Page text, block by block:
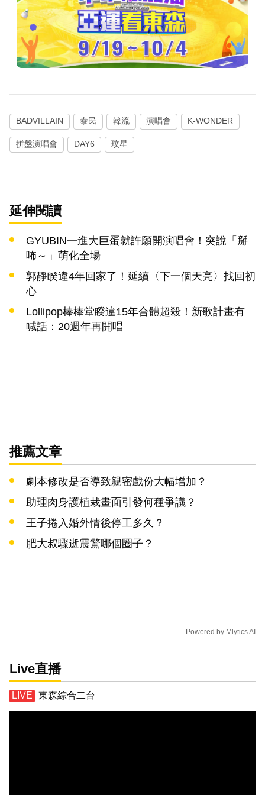
BADVILLAIN 泰民 韓流 演唱會 K-WONDER
拼盤演唱會 DAY6 玟星
延伸閱讀
GYUBIN一進大巨蛋就許願開演唱會！突說「掰
咘～」萌化全場
郭靜睽違4年回家了！延續〈下一個天亮〉找回初
心
Lollipop棒棒堂睽違15年合體超殺！新歌計畫有
喊話：20週年再開唱
推薦文章
劇本修改是否導致親密戲份大幅增加？
助理肉身護植栽畫面引發何種爭議？
王子捲入婚外情後停工多久？
肥大叔驟逝震驚哪個圈子？
Powered by Mlytics AI
Live直播
東森綜合二台